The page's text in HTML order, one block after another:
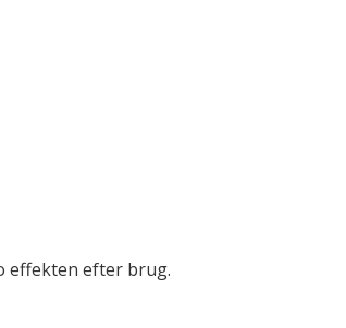
effekten efter brug.